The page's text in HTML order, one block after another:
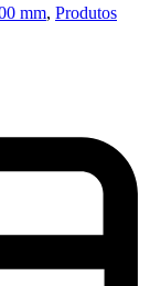
mm, Produtos